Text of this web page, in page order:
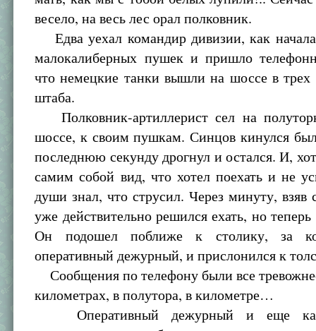
весело, на весь лес орал полковник.
Едва уехал командир дивизии, как
малокалиберных пушек и пришло
что немецкие танки вышли на шоссе в трех
штаба.
Полковник-артиллерист сел на
шоссе, к своим пушкам. Синцов кинулся
последнюю секунду дрогнул и остался. И,
самим собой вид, что хотел поехать и не
души знал, что струсил. Через минуту, взяв
уже действительно решился ехать, но
Он подошел поближе к столику, за
оперативный дежурный, и прислонился к
Сообщения по телефону были все
километрах, в полутора, в километре…
Оперативный дежурный и еще